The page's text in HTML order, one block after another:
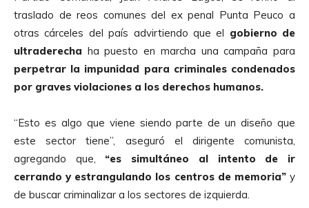
traslado de reos comunes del ex penal Punta Peuco a
otras cárceles del país advirtiendo que el gobierno de
ultraderecha ha puesto en marcha una campaña para
perpetrar la impunidad para criminales condenados
por graves violaciones a los derechos humanos.
“Esto es algo que viene siendo parte de un diseño que
este sector tiene”, aseguró el dirigente comunista,
agregando que,
“es simultáneo al intento de ir
cerrando y estrangulando los centros de memoria” y
de buscar criminalizar a los sectores de izquierda.